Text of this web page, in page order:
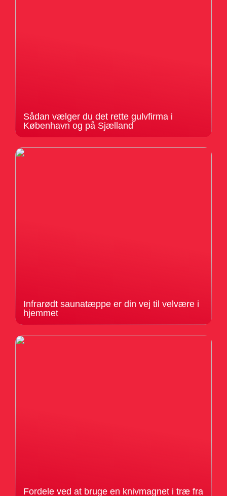
Sådan vælger du det rette gulvfirma i
København og på Sjælland
Infrarødt saunatæppe er din vej til velvære i
hjemmet
Fordele ved at bruge en knivmagnet i træ fra